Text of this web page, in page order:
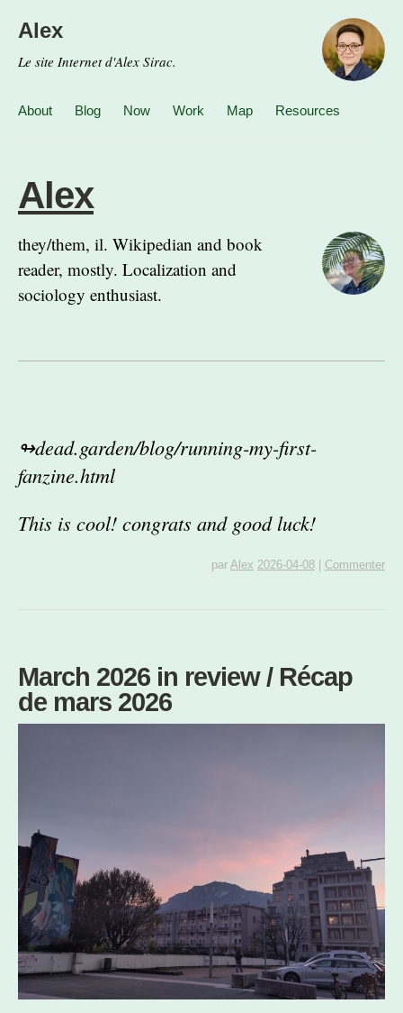
Alex
Le site Internet d'Alex Sirac.
About Blog Now Work Map Resources
Alex
they/them, il. Wikipedian and book
reader, mostly. Localization and
sociology enthusiast.
↬dead.garden/blog/running-my-first-
fanzine.html
This is cool! congrats and good luck!
par Alex 2026-04-08 Commenter
March 2026 in review / Récap
de mars 2026